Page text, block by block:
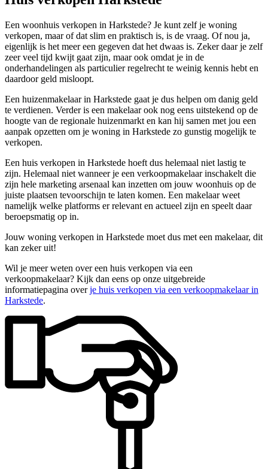
Een woonhuis verkopen in Harkstede? Je kunt zelf je woning
verkopen, maar of dat slim en praktisch is, is de vraag. Of nou ja,
eigenlijk is het meer een gegeven dat het dwaas is. Zeker daar je zelf
zeer veel tijd kwijt gaat zijn, maar ook omdat je in de
onderhandelingen als particulier regelrecht te weinig kennis hebt en
daardoor geld misloopt.
Een huizenmakelaar in Harkstede gaat je dus helpen om danig geld
te verdienen. Verder is een makelaar ook nog eens uitstekend op de
hoogte van de regionale huizenmarkt en kan hij samen met jou een
aanpak opzetten om je woning in Harkstede zo gunstig mogelijk te
verkopen.
Een huis verkopen in Harkstede hoeft dus helemaal niet lastig te
zijn. Helemaal niet wanneer je een verkoopmakelaar inschakelt die
zijn hele marketing arsenaal kan inzetten om jouw woonhuis op de
juiste plaatsen tevoorschijn te laten komen. Een makelaar weet
namelijk welke platforms er relevant en actueel zijn en speelt daar
beroepsmatig op in.
Jouw woning verkopen in Harkstede moet dus met een makelaar, dit
kan zeker uit!
Wil je meer weten over een huis verkopen via een
verkoopmakelaar? Kijk dan eens op onze uitgebreide
informatiepagina overje huis verkopen via een verkoopmakelaar in
Harkstede.